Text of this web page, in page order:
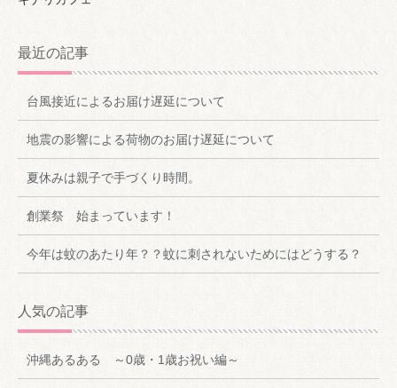
最近の記事
台風接近によるお届け遅延について
地震の影響による荷物のお届け遅延について
夏休みは親子で手づくり時間。
創業祭 始まっています！
今年は蚊のあたり年？？蚊に刺されないためにはどうする？
人気の記事
沖縄あるある ～0歳・1歳お祝い編～